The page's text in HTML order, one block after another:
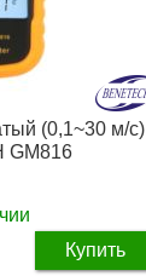
(0,1~30 м/с)
GM816
Купить